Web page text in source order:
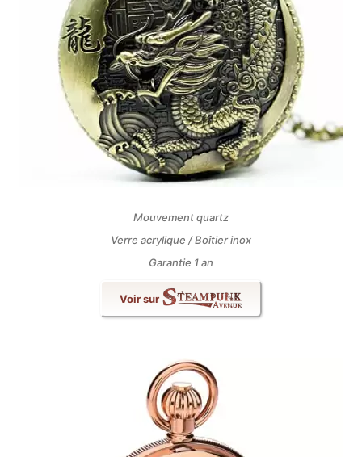
Mouvement quartz
Verre acrylique / Boîtier inox
Garantie 1 an
Voir sur